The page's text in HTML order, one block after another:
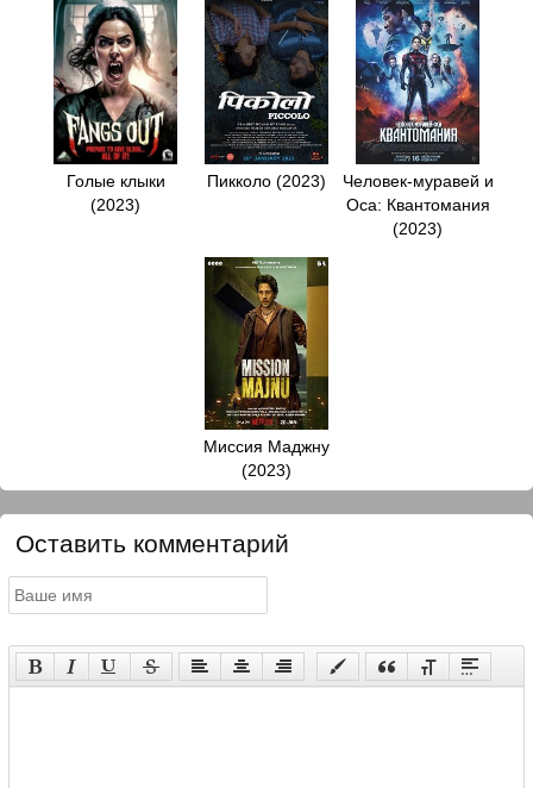
Голые клыки
(2023)
Пикколо (2023)
Человек-муравей и
Оса: Квантомания
(2023)
Миссия Маджну
(2023)
Оставить комментарий